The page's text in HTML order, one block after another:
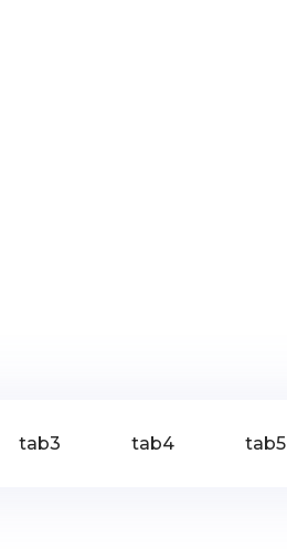
tab3 tab4 tab5